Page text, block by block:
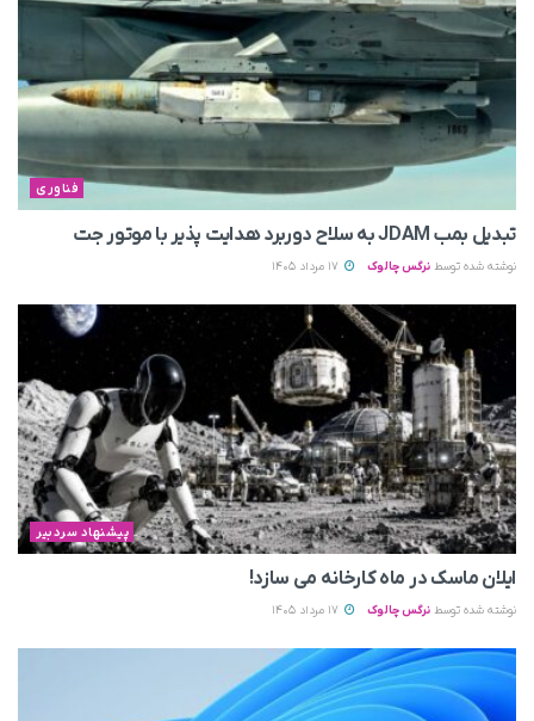
فناوری
تبدیل بمب JDAM به سلاح دوربرد هدایت پذیر با موتور جت
نوشته شده توسط نرگس چالوک
پیشنهاد سردبیر
ایلان ماسک در ماه کارخانه می سازد!
نوشته شده توسط نرگس چالوک